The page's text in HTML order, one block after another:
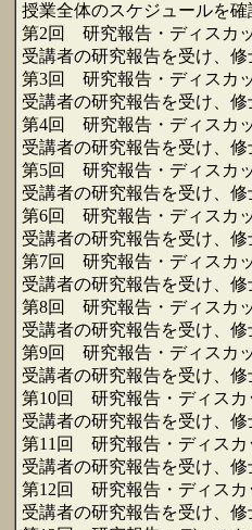
授業全体のスケジュールを
第2回 研究報告・ディスカ
受講者の研究報告を受け、
第3回 研究報告・ディスカ
受講者の研究報告を受け、
第4回 研究報告・ディスカ
受講者の研究報告を受け、
第5回 研究報告・ディスカ
受講者の研究報告を受け、
第6回 研究報告・ディスカ
受講者の研究報告を受け、
第7回 研究報告・ディスカ
受講者の研究報告を受け、
第8回 研究報告・ディスカ
受講者の研究報告を受け、
第9回 研究報告・ディスカ
受講者の研究報告を受け、
第10回 研究報告・ディスカ
受講者の研究報告を受け、
第11回 研究報告・ディスカ
受講者の研究報告を受け、
第12回 研究報告・ディスカ
受講者の研究報告を受け、